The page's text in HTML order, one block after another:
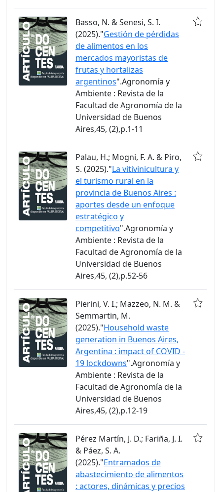
Basso, N. & Senesi, S. I.
(2025)."Gestión de pérdidas
de alimentos en los
mercados mayoristas de
frutas y hortalizas
argentinos".Agronomía y
Ambiente : Revista de la
Facultad de Agronomía de la
Universidad de Buenos
Aires,45, (2),p.1-11
Palau, H.; Mogni, F. A. & Piro,
S. (2025)."La vitivinicultura y
el turismo rural en la
provincia de Buenos Aires :
aportes desde un enfoque
estratégico y
competitivo".Agronomía y
Ambiente : Revista de la
Facultad de Agronomía de la
Universidad de Buenos
Aires,45, (2),p.52-56
Pierini, V. I.; Mazzeo, N. M. &
Semmartin, M.
(2025)."Household waste
generation in Buenos Aires,
Argentina : impact of COVID -
19 lockdowns".Agronomía y
Ambiente : Revista de la
Facultad de Agronomía de la
Universidad de Buenos
Aires,45, (2),p.12-19
Pérez Martín, J. D.; Fariña, J. I.
& Páez, S. A.
(2025)."Entramados de
abastecimiento de alimentos
: actores, dinámicas y precios